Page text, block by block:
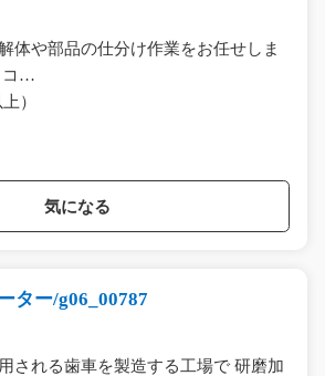
体や部品の仕分け作業をお任せしま
コ…
）
気になる
ター/g06_00787
される歯車を製造する工場で 研磨加